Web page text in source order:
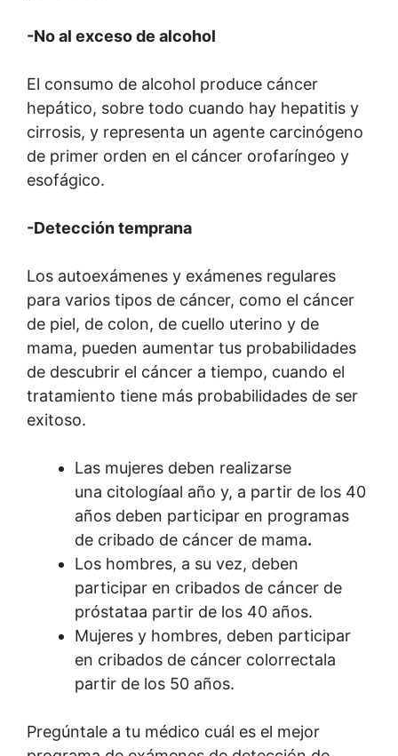
-No al exceso de alcohol
El consumo de alcohol produce cáncer
hepático, sobre todo cuando hay hepatitis y
cirrosis, y representa un agente carcinógeno
de primer orden en el cáncer orofaríngeo y
esofágico.
-Detección temprana
Los autoexámenes y exámenes regulares
para varios tipos de cáncer, como el cáncer
de piel, de colon, de cuello uterino y de
mama, pueden aumentar tus probabilidades
de descubrir el cáncer a tiempo, cuando el
tratamiento tiene más probabilidades de ser
exitoso.
Las mujeres deben realizarse
una citologíaal año y, a partir de los 40
años deben participar en programas
de cribado de cáncer de mama.
Los hombres, a su vez, deben
participar en cribados de cáncer de
próstataa partir de los 40 años.
Mujeres y hombres, deben participar
en cribados de cáncer colorrectala
partir de los 50 años.
Pregúntale a tu médico cuál es el mejor